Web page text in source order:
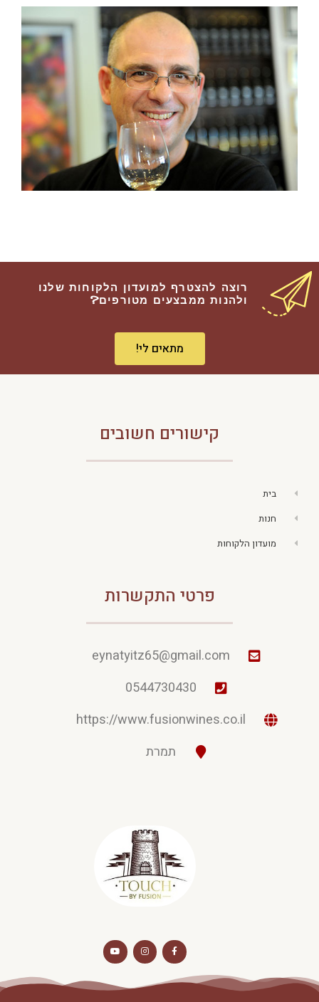
רוצה להצטרף למועדון הלקוחות שלנו
ולהנות ממבצעים מטורפים?
מתאים לי!
קישורים חשובים
בית
חנות
מועדון הלקוחות
פרטי התקשרות
eynatyitz65@gmail.com
0544730430
https://www.fusionwines.co.il
תמרת